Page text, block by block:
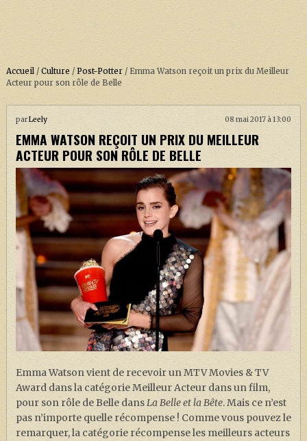
ACCUEIL
À PROPOS
SOUTENEZ-NOUS !
LA SÉRIE HARRY POTTER (REBOOT)
HARRY POTTER : LIVRES
BIOPICS DE HARRY POTTER
LES ANIMAUX FANTASTIQUES
J. K. ROWLING
ARTISANAT MOLDU
CULTURE
PODCASTS
LES GRANDS ARTICLES DE LA GAZETTE
Accueil/ Culture / Post-Potter/ Emma Watson reçoit un prix du Meilleur
Acteur pour son rôle de Belle
parLeely 08 mai 2017 à 13:00
EMMA WATSON REÇOIT UN PRIX DU MEILLEUR
ACTEUR POUR SON RÔLE DE BELLE
Emma Watson vient de recevoir un MTV Movies & TV
Award dans la catégorie Meilleur Acteur dans un film,
pour son rôle de Belle dansLa Belle et la Bête. Mais ce n’est
pas n’importe quelle récompense ! Comme vous pouvez le
remarquer, la catégorie récompense les meilleurs acteurs